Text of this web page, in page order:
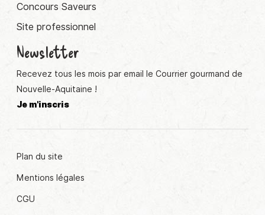
Concours Saveurs
Site professionnel
Newsletter
Recevez tous les mois par email le Courrier gourmand de
Nouvelle-Aquitaine !
Je m'inscris
Plan du site
Mentions légales
CGU